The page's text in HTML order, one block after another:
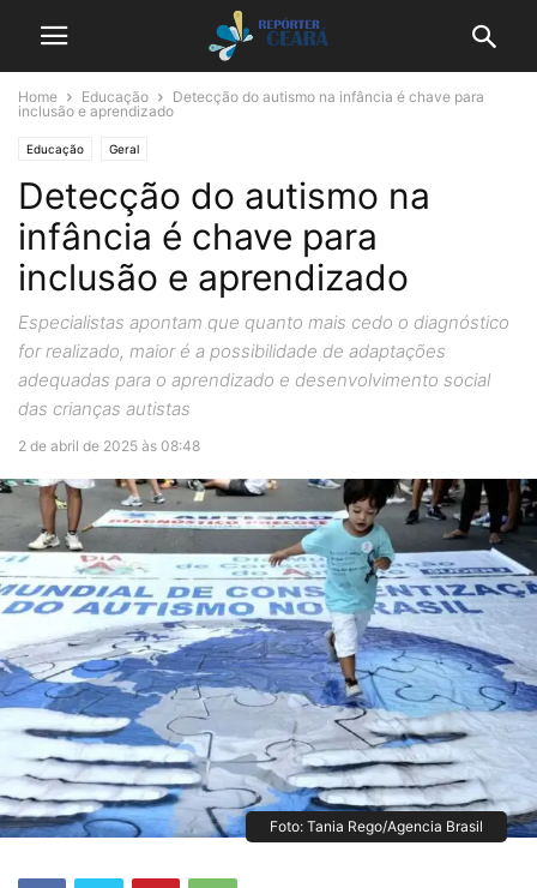
Home Educação
Detecção do autismo na infância é chave para
inclusão e aprendizado
Educação Geral
Detecção do autismo na
infância é chave para
inclusão e aprendizado
Especialistas apontam que quanto mais cedo o diagnóstico
for realizado, maior é a possibilidade de adaptações
adequadas para o aprendizado e desenvolvimento social
das crianças autistas
2 de abril de 2025 às 08:48
Foto: Tania Rego/Agencia Brasil